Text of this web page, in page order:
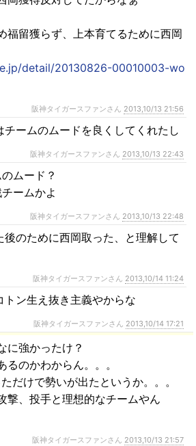
福留獲らず、上本育てるために西岡
detail/20130826-00010003-wo
阪神タイガースファンさん 2013,10/13 21:56
チームのムードを良くしてくれたし
阪神タイガースファンさん 2013,10/13 22:43
ムード？
ームかよ
阪神タイガースファンさん 2013,10/13 22:48
後のために西岡取った、と理解して
阪神タイガースファンさん 2013,10/14 11:24
トン生え抜き主義やからな
阪神タイガースファンさん 2013,10/14 17:21
に強かったけ？
るのかわからん。。。
だけで勢いが出たというか。。。
撃、投手と理想的なチームやん
阪神タイガースファンさん 2013,10/13 21:57